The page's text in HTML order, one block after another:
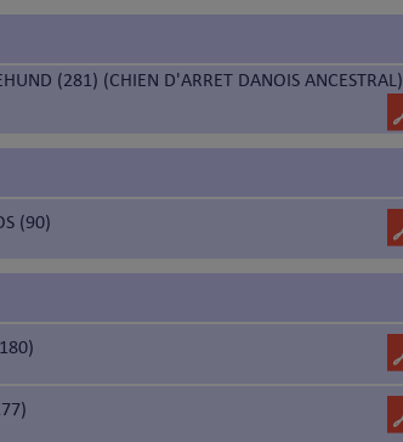
(281) (CHIEN D'ARRET DANOIS ANCESTRAL)
(90)